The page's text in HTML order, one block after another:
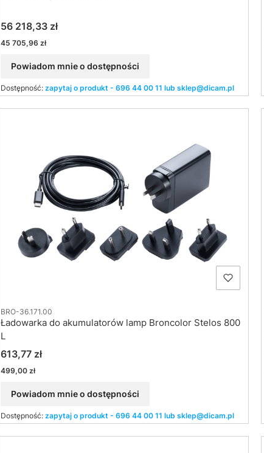
Cena
56 218,33 zł
Cena
45 705,96 zł
Powiadom mnie o dostępności
Dostępność:zapytaj o produkt - 696 44 00 11 lub sklep@dicam.pl
BRO-36.171.00
Ładowarka do akumulatorów lamp Broncolor Stelos 800
L
Cena
613,77 zł
Cena
499,00 zł
Powiadom mnie o dostępności
Dostępność:zapytaj o produkt - 696 44 00 11 lub sklep@dicam.pl